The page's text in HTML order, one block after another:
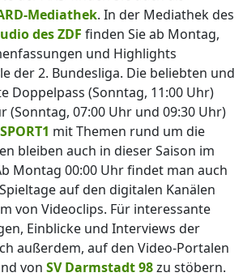
Mediathek. In der Mediathek des
des ZDF finden Sie ab Montag,
und Highlights
der 2. Bundesliga. Die beliebten und
Doppelpass (Sonntag, 11:00 Uhr)
(Sonntag, 07:00 Uhr und 09:30 Uhr)
mit Themen rund um die
bleiben auch in dieser Saison im
Montag 00:00 Uhr findet man auch
auf den digitalen Kanälen
von Videoclips. Für interessante
Einblicke und Interviews der
außerdem, auf den Video-Portalen
von SV Darmstadt 98zu stöbern.